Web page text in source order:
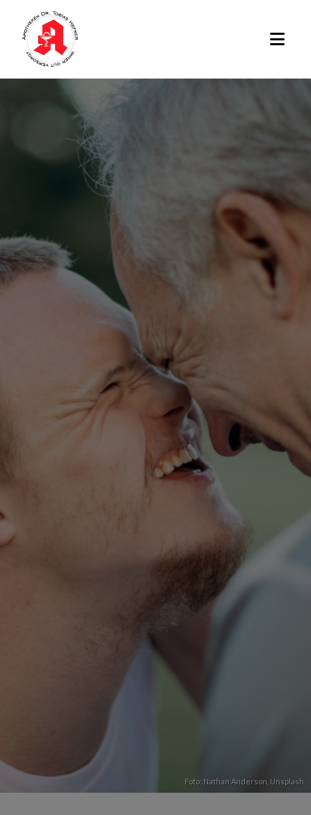
Foto: Nathan Anderson Unsplash